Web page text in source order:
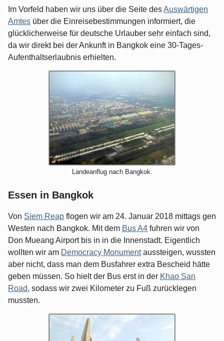
Im Vorfeld haben wir uns über die Seite desAuswärtigen
Amtes über die Einreisebestimmungen informiert, die
glücklicherweise für deutsche Urlauber sehr einfach sind,
da wir direkt bei der Ankunft in Bangkok eine 30-Tages-
Aufenthaltserlaubnis erhielten.
Landeanflug nach Bangkok.
Essen in Bangkok
Von Siem Reap flogen wir am 24. Januar 2018 mittags gen
Westen nach Bangkok. Mit dem Bus A4 fuhren wir von
Don Mueang Airport bis in in die Innenstadt. Eigentlich
wollten wir am Democracy Monumentaussteigen, wussten
aber nicht, dass man dem Busfahrer extra Bescheid hätte
geben müssen. So hielt der Bus erst in der Khao San
Road, sodass wir zwei Kilometer zu Fuß zurücklegen
mussten.